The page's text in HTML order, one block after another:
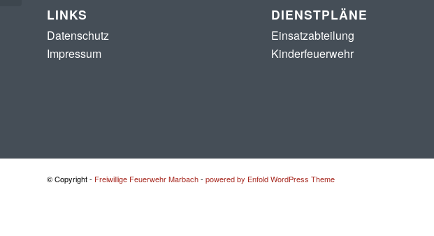
LINKS
Datenschutz
Impressum
DIENSTPLÄNE
Einsatzabteilung
Kinderfeuerwehr
© Copyright - Freiwillige Feuerwehr Marbach- powered by Enfold WordPress Theme